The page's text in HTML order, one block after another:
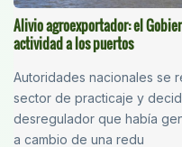
Alivio agroexportador: el
actividad a los puertos
Autoridades nacionales se
sector de practicaje y
desregulador que había
a cambio de una redu